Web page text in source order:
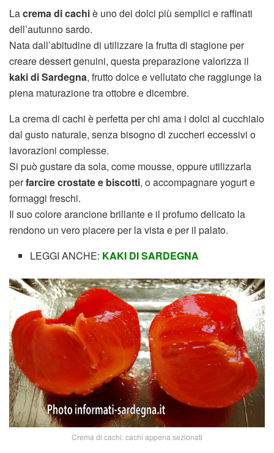
Lacrema di cachiè uno dei dolci più semplici e raffinati
dell’autunno sardo.
Nata dall’abitudine di utilizzare la frutta di stagione per
creare dessert genuini, questa preparazione valorizza il
kaki di Sardegna, frutto dolce e vellutato che raggiunge la
piena maturazione tra ottobre e dicembre.
La crema di cachi è perfetta per chi ama i dolci al cucchiaio
dal gusto naturale, senza bisogno di zuccheri eccessivi o
lavorazioni complesse.
Si può gustare da sola, come mousse, oppure utilizzarla
perfarcire crostate e biscotti, o accompagnare yogurt e
formaggi freschi.
Il suo colore arancione brillante e il profumo delicato la
rendono un vero piacere per la vista e per il palato.
LEGGI ANCHE: KAKI DI SARDEGNA
Crema di cachi: cachi appena sezionati